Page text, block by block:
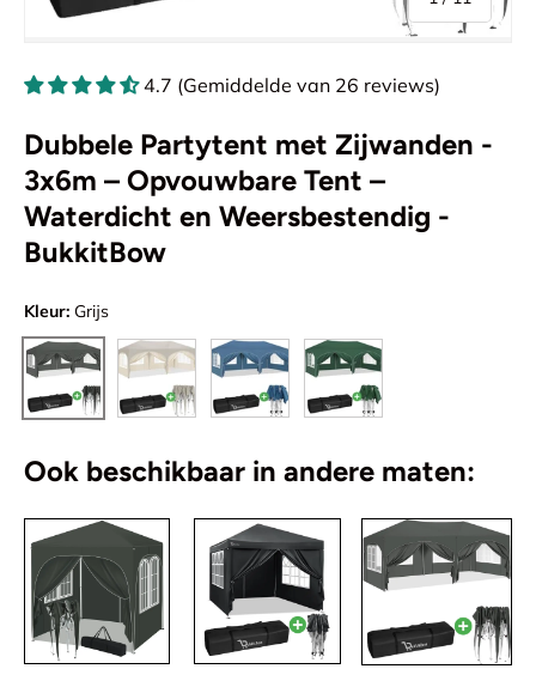
4.7 (Gemiddelde van 26 reviews)
Dubbele Partytent met Zijwanden -
3x6m – Opvouwbare Tent –
Waterdicht en Weersbestendig -
BukkitBow
Kleur: Grijs
Grijs Beigé / WitBlauw Groen
Ook beschikbaar in andere maten: